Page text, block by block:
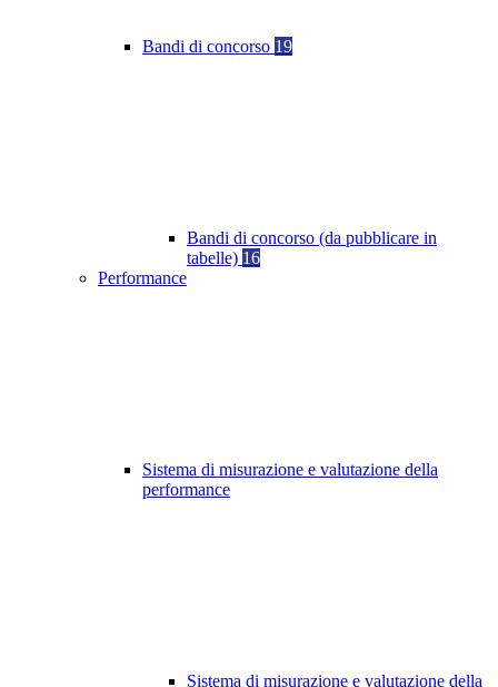
Bandi di concorso 19
Bandi di concorso (da pubblicare in
tabelle) 16
Performance
Sistema di misurazione e valutazione della
performance
Sistema di misurazione e valutazione della